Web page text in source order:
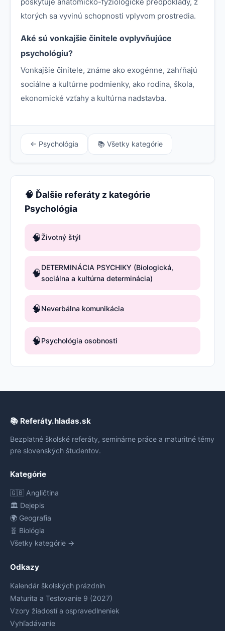
ktorých sa vyvinú schopnosti vplyvom prostredia.
Aké sú vonkajšie činitele ovplyvňujúce
psychológiu?
Vonkajšie činitele, známe ako exogénne, zahŕňajú
sociálne a kultúrne podmienky, ako rodina, škola,
ekonomické vzťahy a kultúrna nadstavba.
← Psychológia 📚 Všetky kategórie
🧠 Ďalšie referáty z kategórie
Psychológia
🧠Životný štýl
🧠DETERMINÁCIA PSYCHIKY (Biologická,
sociálna a kultúrna determinácia)
🧠Neverbálna komunikácia
🧠Psychológia osobnosti
📚 Referáty.hladas.sk
Bezplatné školské referáty, seminárne práce a maturitné témy
pre slovenských študentov.
Kategórie
🇬🇧 Angličtina
🏛️ Dejepis
🌍 Geografia
🧬 Biológia
Všetky kategórie →
Odkazy
Kalendár školských prázdnin
Maturita a Testovanie 9 (2027)
Vzory žiadostí a ospravedlneniek
Vyhľadávanie